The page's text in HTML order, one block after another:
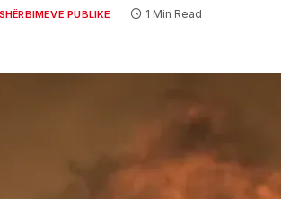
PUBLIKE 1 Min Read